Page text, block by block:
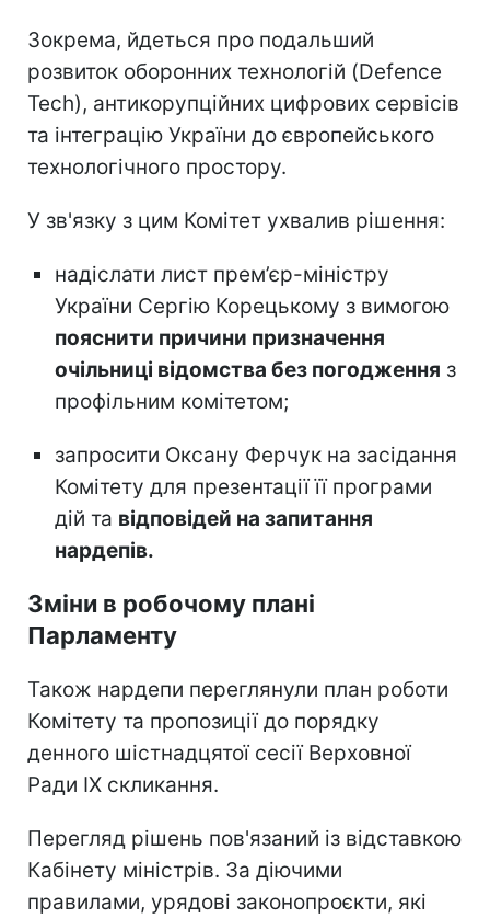
Зокрема, йдеться про подальший
розвиток оборонних технологій (Defence
Tech), антикорупційних цифрових сервісів
та інтеграцію України до європейського
технологічного простору.
У зв'язку з цим Комітет ухвалив рішення:
надіслати лист прем’єр-міністру
України Сергію Корецькому з вимогою
пояснити причини призначення
очільниці відомства без погодження з
профільним комітетом;
запросити Оксану Ферчук на засідання
Комітету для презентації її програми
дій та відповідей на запитання
нардепів.
Зміни в робочому плані
Парламенту
Також нардепи переглянули план роботи
Комітету та пропозиції до порядку
денного шістнадцятої сесії Верховної
Ради IX скликання.
Перегляд рішень пов'язаний із відставкою
Кабінету міністрів. За діючими
правилами, урядові законопроєкти, які